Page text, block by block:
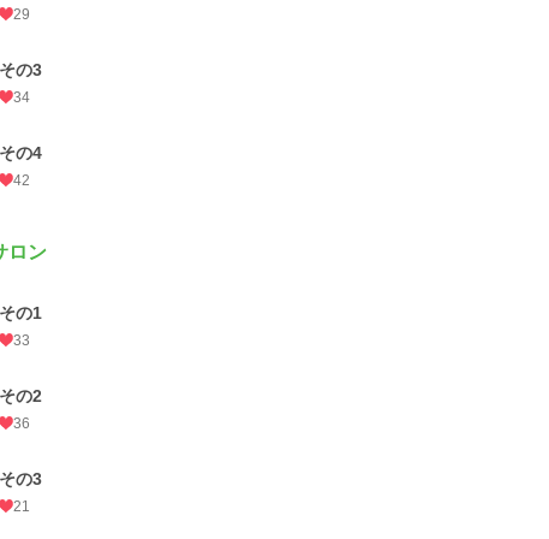
29
その3
34
その4
42
ロン
その1
33
その2
36
その3
21